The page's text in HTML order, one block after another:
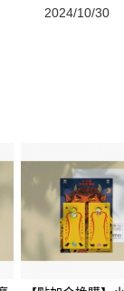
2024/10/30